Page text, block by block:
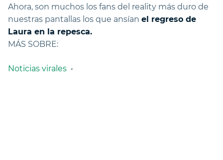
Ahora, son muchos los fans del reality más duro de
nuestras pantallas los que ansían el regreso de
Laura en la repesca.
MÁS SOBRE:
Noticias virales •